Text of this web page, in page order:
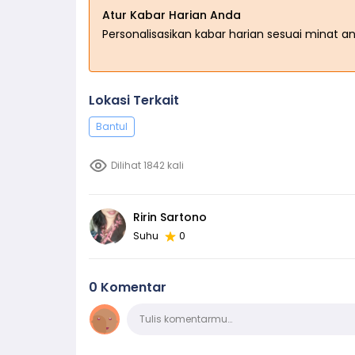
Atur Kabar Harian Anda
Personalisasikan kabar harian sesuai minat
Lokasi Terkait
Bantul
Dilihat 1842 kali
Ririn Sartono
Suhu 0
0 Komentar
KomentarTulis komentarmu…